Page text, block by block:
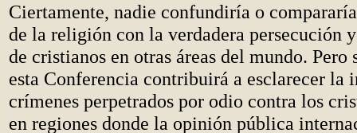
Ciertamente, nadie confundiría o
de la religión con la verdadera persecución
de cristianos en otras áreas del mundo. Pero
esta Conferencia contribuirá a esclarecer la
crímenes perpetrados por odio contra los
en regiones donde la opinión pública